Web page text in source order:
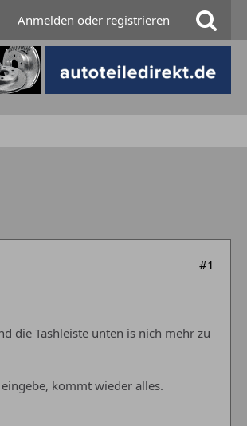
Anmelden oder registrieren
#1
die Tashleiste unten is nich mehr zu
kommt wieder alles.